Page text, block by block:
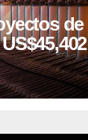
de
Perú